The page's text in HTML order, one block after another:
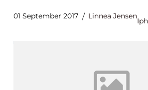
01 September 2017 Linnea Jensen